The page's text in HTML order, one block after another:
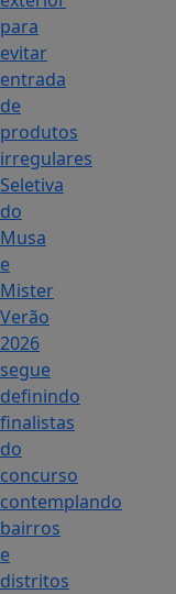
para
evitar
entrada
de
produtos
irregulares
Seletiva
do
Musa
e
Mister
Verão
2026
segue
definindo
finalistas
do
concurso
contemplando
bairros
e
distritos